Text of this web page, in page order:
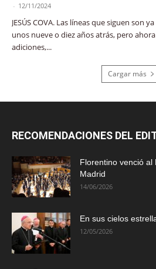
- 12/11/2024
JESÚS COVA. Las líneas que siguen son
unos nueve o diez años atrás, pero
adiciones,...
Cargar más
RECOMENDACIONES DEL
Florentino venció al
Madrid
14/06/2026
En sus cielos
12/05/2026